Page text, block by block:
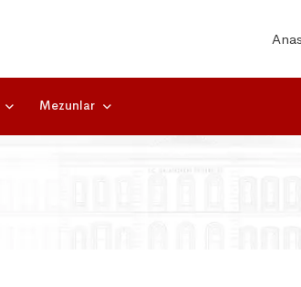
Mezunlar